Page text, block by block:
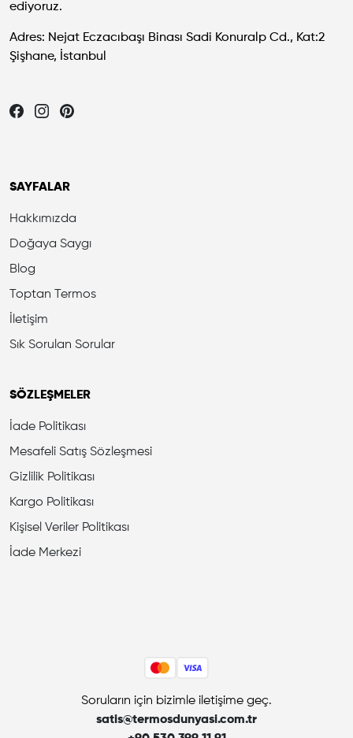
ediyoruz.
Adres: Nejat Eczacıbaşı Binası Sadi Konuralp Cd., Kat:2
Şişhane, İstanbul
Let's be friends...
SAYFALAR
Hakkımızda
Doğaya Saygı
Blog
Toptan Termos
İletişim
Sık Sorulan Sorular
SÖZLEŞMELER
İade Politikası
Mesafeli Satış Sözleşmesi
Gizlilik Politikası
Kargo Politikası
Kişisel Veriler Politikası
İade Merkezi
Soruların için bizimle iletişime geç.
satis@termosdunyasi.com.tr